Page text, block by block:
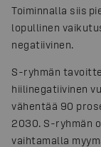
Toiminnalla siis
lopullinen
negatiivinen.
S-ryhmän
hiilinegatiivinen
vähentää 90
2030. S-ryhmän
vaihtamalla